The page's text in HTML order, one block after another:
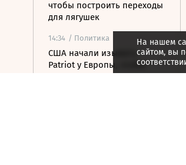
чтобы построить переходы
для лягушек
14:34 / Политика
США начали изымать
Patriot у Европы, чтобы
восполнить нехватку
На нашем
сайтом, вы